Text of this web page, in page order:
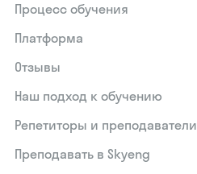
Процесс обучения
Платформа
Отзывы
Наш подход к обучению
Репетиторы и преподаватели
Преподавать в Skyeng